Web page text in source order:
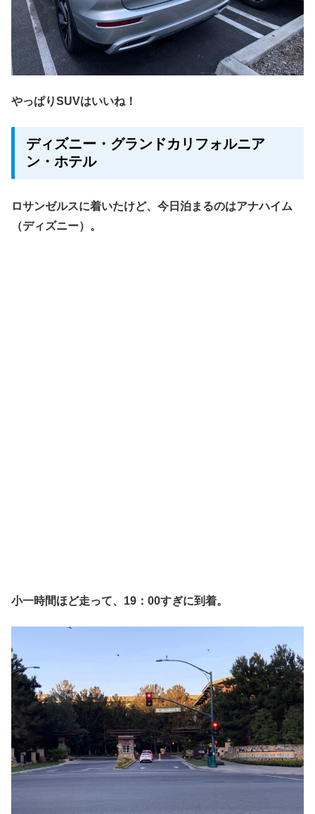
やっぱりSUVはいいね！
ディズニー・グランドカリフォルニア
ン・ホテル
ロサンゼルスに着いたけど、今日泊まるのはアナハイム
（ディズニー）。
小一時間ほど走って、19：00すぎに到着。